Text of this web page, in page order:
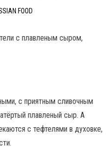
FOOD
с приятным сливочным
плавленый сыр. А
с тефтелями в духовке,